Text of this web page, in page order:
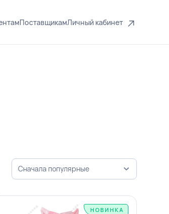
ПоставщикамЛичный кабинет
Сначала популярные
НОВИНКА